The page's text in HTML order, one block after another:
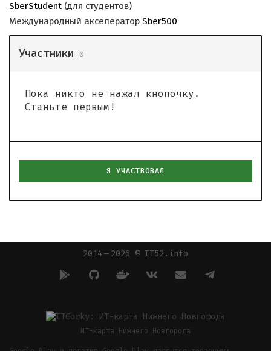
SberStudent (для студентов)
Международный акселератор Sber500
Участники 0
Пока никто не нажал кнопочку.
Станьте первым!
Я УЧАСТВОВАЛ
2014 — 2026 © IT52.info
ИТ-карта Нижнего Новгорода